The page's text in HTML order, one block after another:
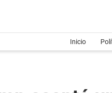
Inicio